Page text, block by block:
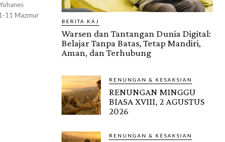
BERITA KAJ
Warsen dan Tantangan Dunia Digital:
Belajar Tanpa Batas, Tetap Mandiri,
Aman, dan Terhubung
RENUNGAN & KESAKSIAN
RENUNGAN MINGGU
BIASA XVIII, 2 AGUSTUS
2026
RENUNGAN & KESAKSIAN